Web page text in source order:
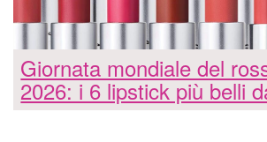
Giornata mondiale del
2026: i 6 lipstick più belli